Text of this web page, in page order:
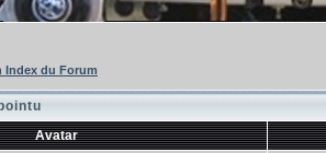
Index du Forum
Avatar